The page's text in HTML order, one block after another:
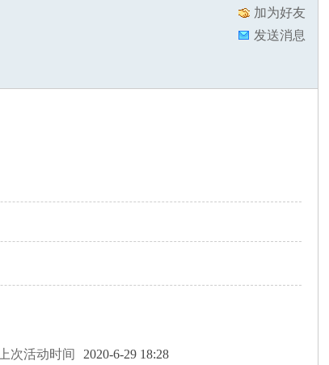
加为好友
发送消息
上次活动时间
2020-6-29 18:28